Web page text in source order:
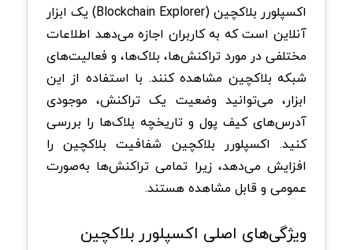
اکسپلورر بلاکچین (Blockchain Explorer) یک ابزار
آنلاین است که به کاربران اجازه می‌دهد اطلاعات
مختلفی در مورد تراکنش‌ها، بلاک‌ها، و فعالیت‌های
شبکه بلاکچین مشاهده کنند. با استفاده از این
ابزار، می‌توانید وضعیت یک تراکنش، موجودی
آدرس‌های کیف پول و تاریخچه بلاک‌ها را بررسی
کنید. اکسپلورر بلاکچین شفافیت بلاکچین را
افزایش می‌دهد، زیرا تمامی تراکنش‌ها به‌صورت
عمومی و قابل مشاهده هستند.
ویژگی‌های اصلی اکسپلورر بلاکچین